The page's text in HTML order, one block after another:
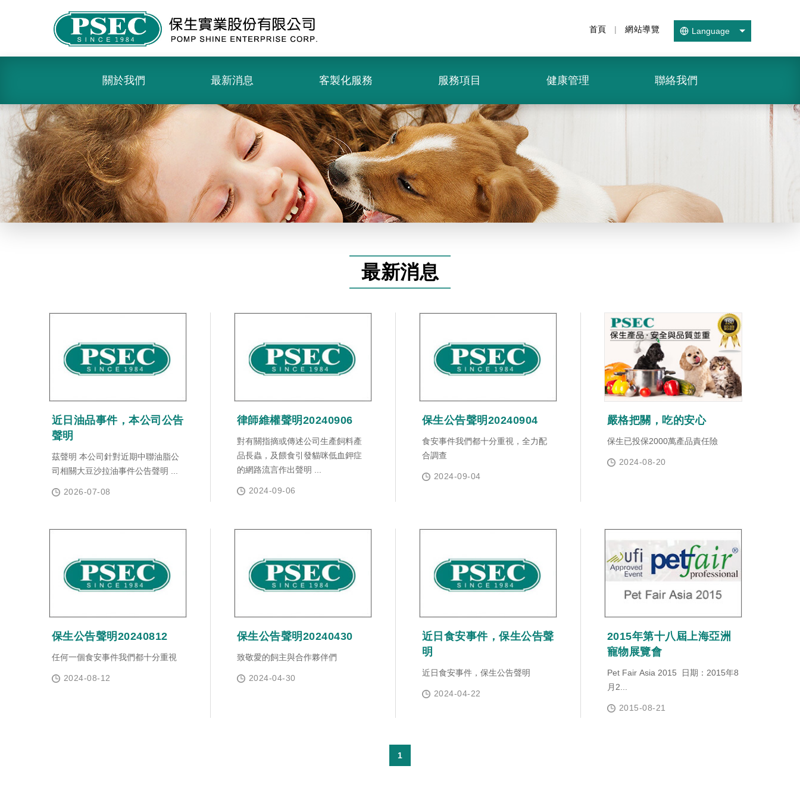
首頁 | 網站導覽 Language
關於我們 最新消息 客製化服務 服務項目 健康管理 聯絡我們
最新消息
近日油品事件，本公司公告
聲明
茲聲明 本公司針對近期中聯油脂公
司相關大豆沙拉油事件公告聲明 ...
2026-07-08
律師維權聲明20240906
對有關指摘或傳述公司生產飼料產
品長蟲，及餵食引發貓咪低血鉀症
的網路流言作出聲明 ...
2024-09-06
保生公告聲明20240904
食安事件我們都十分重視，全力配
合調查
2024-09-04
嚴格把關，吃的安心
保生已投保2000萬產品責任險
2024-08-20
保生公告聲明20240812
任何一個食安事件我們都十分重視
2024-08-12
保生公告聲明20240430
致敬愛的飼主與合作夥伴們
2024-04-30
近日食安事件，保生公告聲
明
近日食安事件，保生公告聲明
2024-04-22
2015年第十八屆上海亞洲
寵物展覽會
Pet Fair Asia 2015 日期：2015年8
月2...
2015-08-21
1